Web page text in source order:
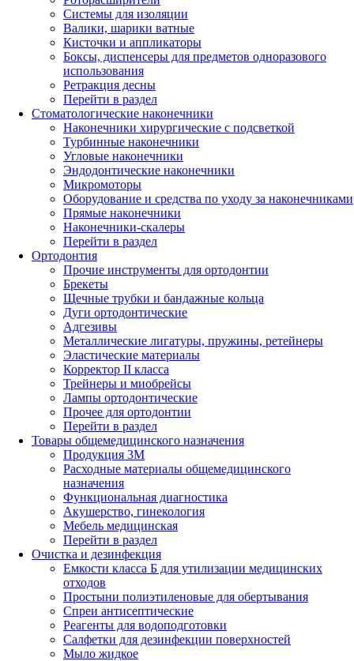
Системы для изоляции
Валики, шарики ватные
Кисточки и аппликаторы
Боксы, диспенсеры для предметов одноразового
использования
Ретракция десны
Перейти в раздел
Стоматологические наконечники
Наконечники хирургические с подсветкой
Турбинные наконечники
Угловые наконечники
Эндодонтические наконечники
Микромоторы
Оборудование и средства по уходу за наконечниками
Прямые наконечники
Наконечники-скалеры
Перейти в раздел
Ортодонтия
Прочие инструменты для ортодонтии
Брекеты
Щечные трубки и бандажные кольца
Дуги ортодонтические
Адгезивы
Металлические лигатуры, пружины, ретейнеры
Эластические материалы
Корректор II класса
Трейнеры и миобрейсы
Лампы ортодонтические
Прочее для ортодонтии
Перейти в раздел
Товары общемедицинского назначения
Продукция 3М
Расходные материалы общемедицинского
назначения
Функциональная диагностика
Акушерство, гинекология
Мебель медицинская
Перейти в раздел
Очистка и дезинфекция
Емкости класса Б для утилизации медицинских
отходов
Простыни полиэтиленовые для обертывания
Спреи антисептические
Реагенты для водоподготовки
Салфетки для дезинфекции поверхностей
Мыло жидкое